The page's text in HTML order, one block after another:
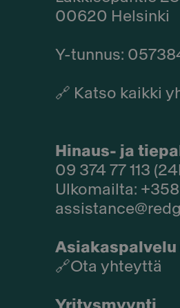
00620 Helsinki
Y-tunnus:
🔗 Katso kaikki
Hinaus- ja
09 374 77 113
Ulkomailta: +358
🔗Ota yhteyttä